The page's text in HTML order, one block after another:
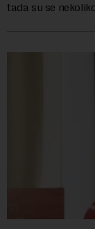
tada su se